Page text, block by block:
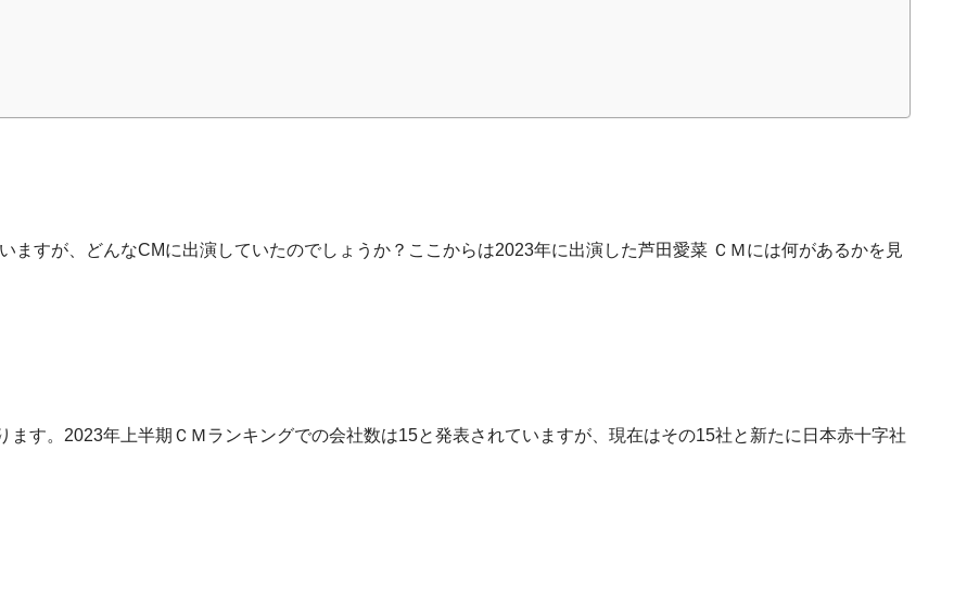
ますが、どんなCMに出演していたのでしょうか？ここからは2023年に出演した芦田愛菜 ＣＭには何があるかを見
す。2023年上半期ＣＭランキングでの会社数は15と発表されていますが、現在はその15社と新たに日本赤十字社